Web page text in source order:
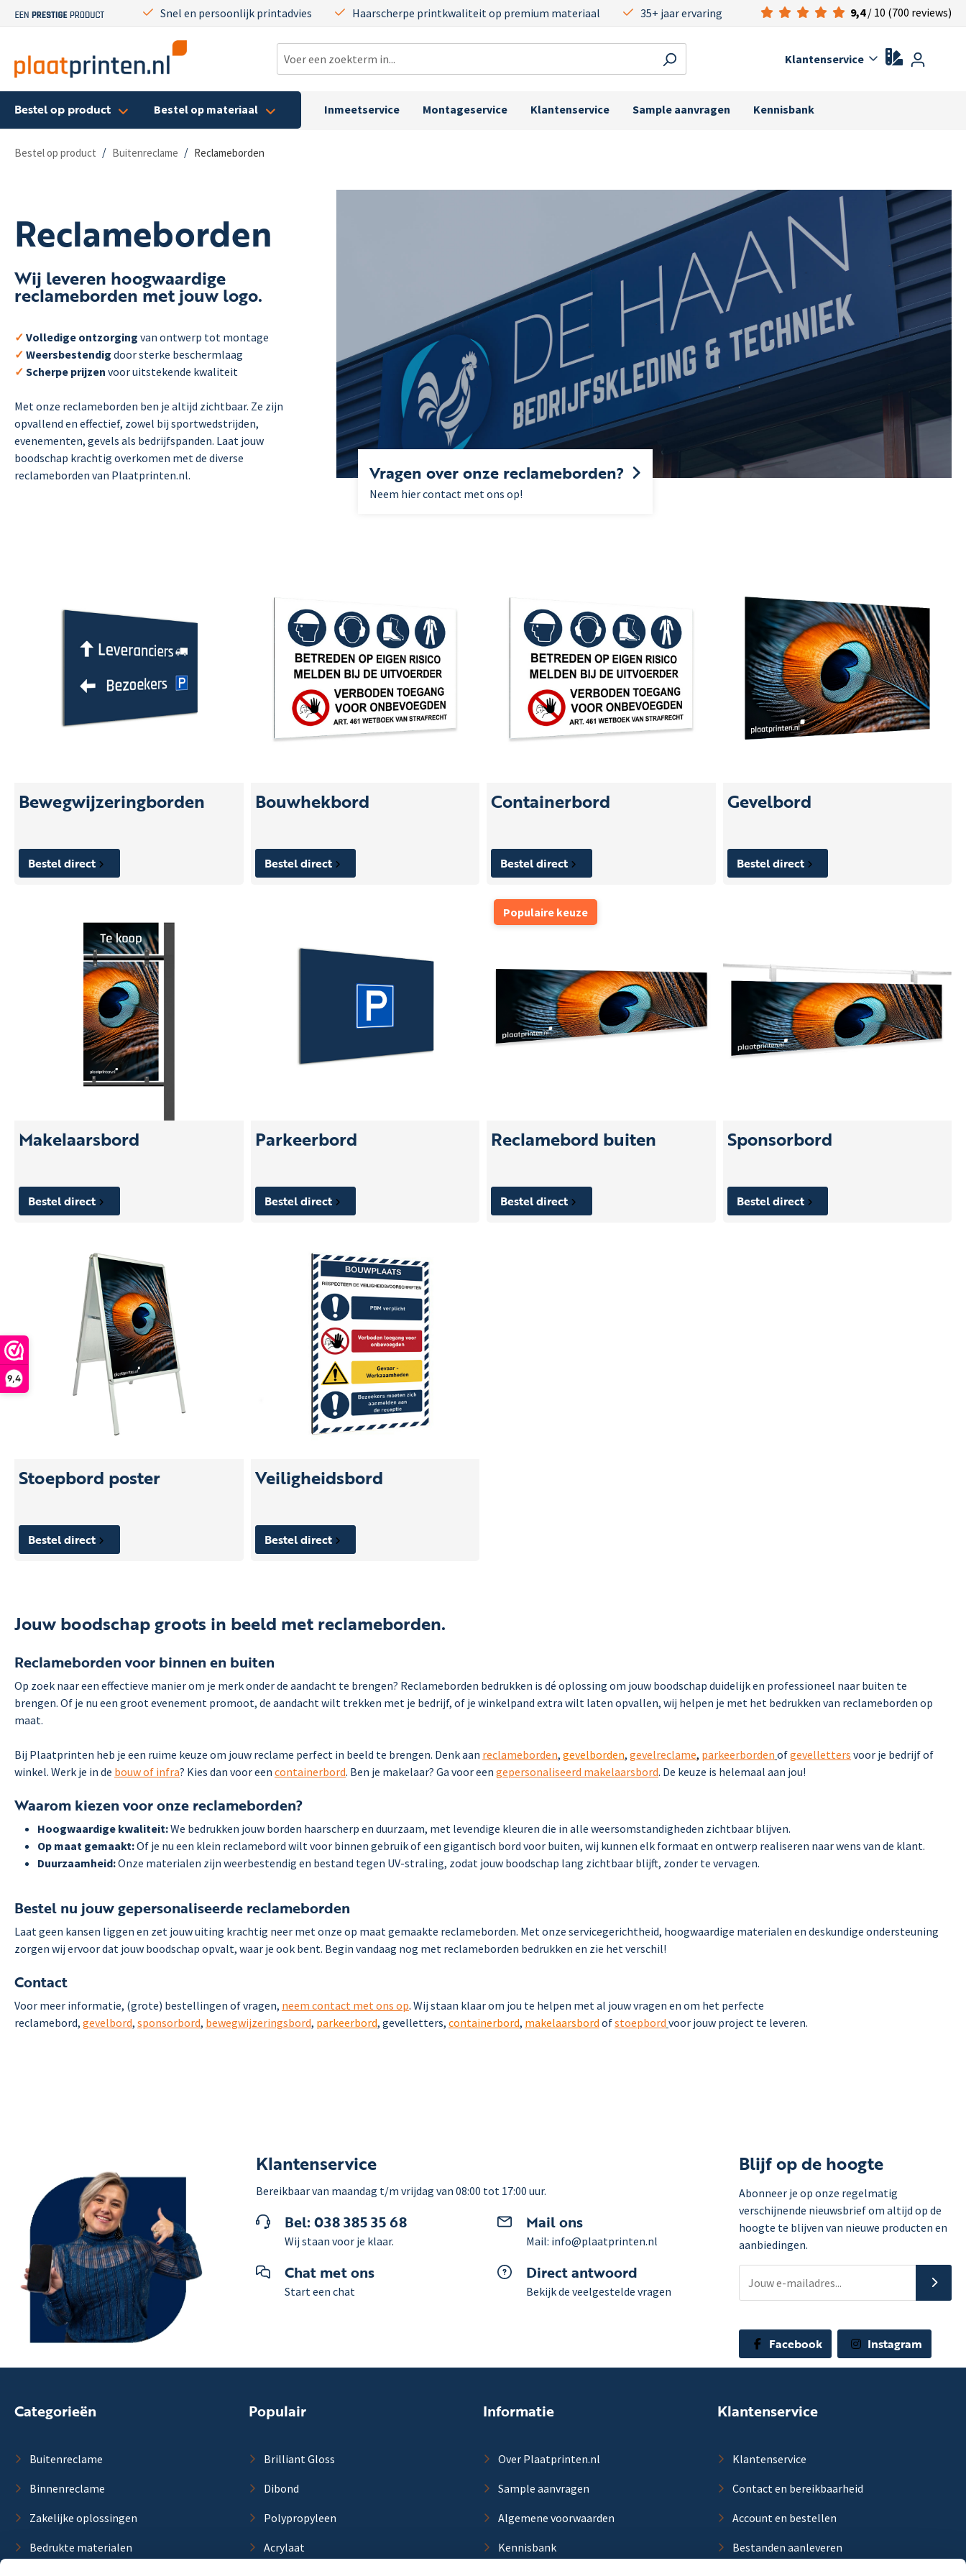
9,4
Snel en persoonlijk printadvies Haarscherpe printkwaliteit op premium materiaal 35+ jaar ervaring 9,4/ 10 (700 reviews)
Klantenservice
Bestel op product Bestel op materiaal Inmeetservice Montageservice Klantenservice Sample aanvragen Kennisbank
Bestel op product / Buitenreclame / Reclameborden
Reclameborden
Wij leveren hoogwaardige
reclameborden met jouw logo.
✓ Volledige ontzorging van ontwerp tot montage
✓ Weersbestendig door sterke beschermlaag
✓ Scherpe prijzen voor uitstekende kwaliteit
Met onze reclameborden ben je altijd zichtbaar. Ze zijn
opvallend en effectief, zowel bij sportwedstrijden,
evenementen, gevels als bedrijfspanden. Laat jouw
boodschap krachtig overkomen met de diverse
reclameborden van Plaatprinten.nl.
Vragen over onze reclameborden?
Neem hier contact met ons op!
Bewegwijzeringborden
Bestel direct
Bouwhekbord
Bestel direct
Containerbord
Bestel direct
Gevelbord
Bestel direct
Makelaarsbord
Bestel direct
Parkeerbord
Bestel direct
Populaire keuze
Reclamebord buiten
Bestel direct
Sponsorbord
Bestel direct
Stoepbord poster
Bestel direct
Veiligheidsbord
Bestel direct
Jouw boodschap groots in beeld met reclameborden.
Reclameborden voor binnen en buiten
Op zoek naar een effectieve manier om je merk onder de aandacht te brengen? Reclameborden bedrukken is dé oplossing om jouw boodschap duidelijk en professioneel naar buiten te
brengen. Of je nu een groot evenement promoot, de aandacht wilt trekken met je bedrijf, of je winkelpand extra wilt laten opvallen, wij helpen je met het bedrukken van reclameborden op
maat.
Bij Plaatprinten heb je een ruime keuze om jouw reclame perfect in beeld te brengen. Denk aan reclameborden, gevelborden, gevelreclame, parkeerborden ofgevelletters voor je bedrijf of
winkel. Werk je in de bouw of infra? Kies dan voor een containerbord. Ben je makelaar? Ga voor een gepersonaliseerd makelaarsbord. De keuze is helemaal aan jou!
Waarom kiezen voor onze reclameborden?
Hoogwaardige kwaliteit:We bedrukken jouw borden haarscherp en duurzaam, met levendige kleuren die in alle weersomstandigheden zichtbaar blijven.
Op maat gemaakt:Of je nu een klein reclamebord wilt voor binnen gebruik of een gigantisch bord voor buiten, wij kunnen elk formaat en ontwerp realiseren naar wens van de klant.
Duurzaamheid:Onze materialen zijn weerbestendig en bestand tegen UV-straling, zodat jouw boodschap lang zichtbaar blijft, zonder te vervagen.
Bestel nu jouw gepersonaliseerde reclameborden
Laat geen kansen liggen en zet jouw uiting krachtig neer met onze op maat gemaakte reclameborden. Met onze servicegerichtheid, hoogwaardige materialen en deskundige ondersteuning
zorgen wij ervoor dat jouw boodschap opvalt, waar je ook bent. Begin vandaag nog met reclameborden bedrukken en zie het verschil!
Contact
Voor meer informatie, (grote) bestellingen of vragen, neem contact met ons op. Wij staan klaar om jou te helpen met al jouw vragen en om het perfecte
reclamebord, gevelbord, sponsorbord, bewegwijzeringsbord, parkeerbord, gevelletters, containerbord, makelaarsbord ofstoepbord voor jouw project te leveren.
Klantenservice
Bereikbaar van maandag t/m vrijdag van 08:00 tot 17:00 uur.
Bel: 038 385 35 68
Wij staan voor je klaar.
Mail ons
Mail: info@plaatprinten.nl
Chat met ons
Start een chat
Direct antwoord
Bekijk de veelgestelde vragen
Blijf op de hoogte
Abonneer je op onze regelmatig
verschijnende nieuwsbrief om altijd op de
hoogte te blijven van nieuwe producten en
aanbiedingen.
Facebook Instagram
Categorieën
Buitenreclame
Binnenreclame
Zakelijke oplossingen
Bedrukte materialen
Populair
Brilliant Gloss
Dibond
Polypropyleen
Acrylaat
Informatie
Over Plaatprinten.nl
Sample aanvragen
Algemene voorwaarden
Kennisbank
Klantenservice
Klantenservice
Contact en bereikbaarheid
Account en bestellen
Bestanden aanleveren